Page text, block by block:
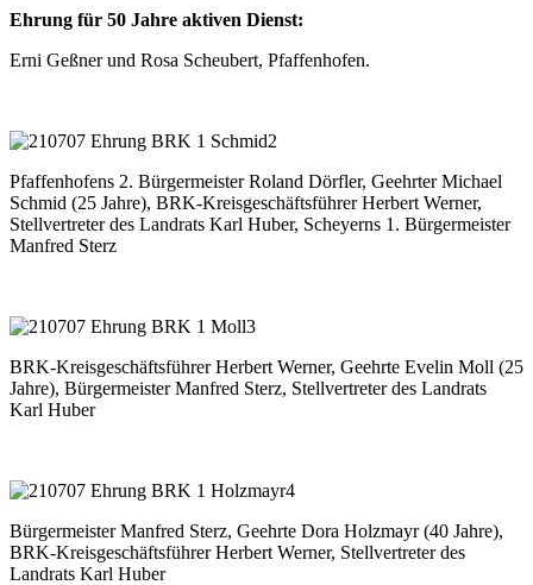
Ehrung für 50 Jahre aktiven Dienst:
Erni Geßner und Rosa Scheubert, Pfaffenhofen.
Pfaffenhofens 2. Bürgermeister Roland Dörfler, Geehrter Michael
Schmid (25 Jahre), BRK-Kreisgeschäftsführer Herbert Werner,
Stellvertreter des Landrats Karl Huber, Scheyerns 1. Bürgermeister
Manfred Sterz
BRK-Kreisgeschäftsführer Herbert Werner, Geehrte Evelin Moll (25
Jahre), Bürgermeister Manfred Sterz, Stellvertreter des Landrats
Karl Huber
Bürgermeister Manfred Sterz, Geehrte Dora Holzmayr (40 Jahre),
BRK-Kreisgeschäftsführer Herbert Werner, Stellvertreter des
Landrats Karl Huber